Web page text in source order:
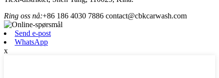
Ring oss nå:+86 186 4030 7886 contact@cbkcarwash.com
Send e-post
WhatsApp
x